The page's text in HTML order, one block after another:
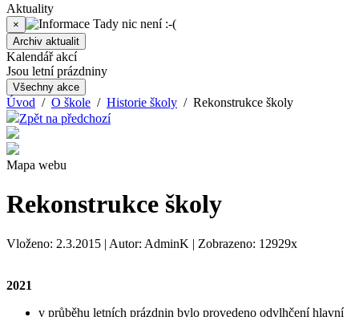
Aktuality
× Tady nic není :-(
Archiv aktualit
Kalendář akcí
Jsou letní prázdniny
Všechny akce
Úvod / O škole / Historie školy / Rekonstrukce školy
Zpět na předchozí
Mapa webu
Rekonstrukce školy
Vloženo: 2.3.2015 | Autor: AdminK | Zobrazeno: 12929x
2021
v průběhu letních prázdnin bylo provedeno odvlhčení hlavní